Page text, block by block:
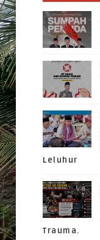
Leluhur
Trauma.